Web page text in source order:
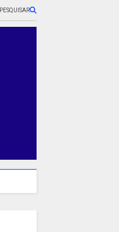
PESQUISAR